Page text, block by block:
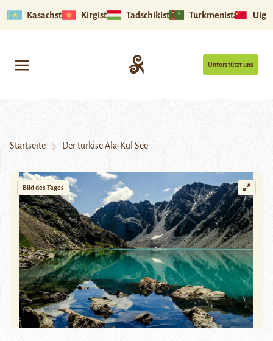
Kasachstan Kirgistan Tadschikistan Turkmenistan
Unterstützt uns
Startseite Der türkise Ala-Kul See
Bild des Tages